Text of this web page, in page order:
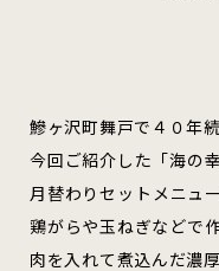
青森市
鰺ヶ沢町舞戸で４０年
今回ご紹介した「海の
月替わりセットメニュ
鶏がらや玉ねぎなどで
肉を入れて煮込んだ濃